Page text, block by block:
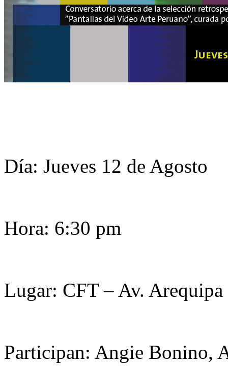
Día: Jueves 12 de Agosto
Hora: 6:30 pm
Lugar: CFT – Av.
Participan: Angie Bonino,